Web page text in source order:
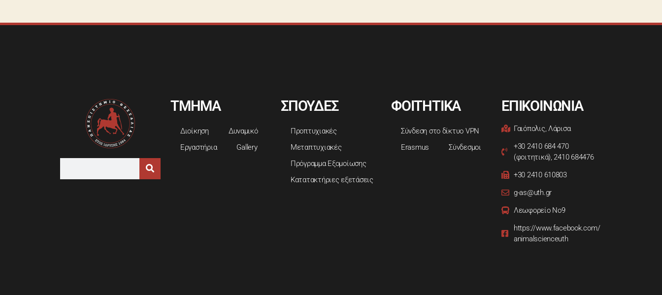
ΤΜΗΜΑ
Διοίκηση
Δυναμικό
Εργαστήρια
Gallery
ΣΠΟΥΔΕΣ
Προπτυχιακές
Μεταπτυχιακές
Πρόγραμμα Εξομοίωσης
Κατατακτήριες εξετάσεις
ΦΟΙΤΗΤΙΚΑ
Σύνδεση στο δίκτυο VPN
Erasmus
Σύνδεσμοι
ΕΠΙΚΟΙΝΩΝΙΑ
Γαιόπολις, Λάρισα
+30 2410 684 470
(φοιτητικά), 2410 684476
+30 2410 610803
g-as@uth.gr
Λεωφορείο Νο9
https://www.facebook.com/
animalscienceuth